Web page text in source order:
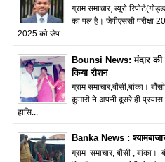
ग्राम समाचार, ब्यूरो
का पल है। जेपीएससी परीक्षा
2025 को जेप...
Bounsi News: मंदार की
किया रौशन
ग्राम समाचार,बौंसी,बांका।
कुमारी ने अपनी दूसरे ही प्रयास
हासि...
Banka News :
ग्राम समाचार, बौंसी , बांका।